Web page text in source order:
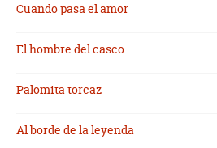
Cuando pasa el amor
El hombre del casco
Palomita torcaz
Al borde de la leyenda